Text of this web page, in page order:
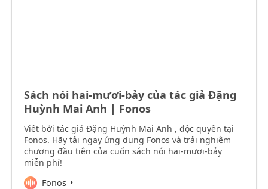
Sách nói hai-mươi-bảy của tác giả Đặng
Huỳnh Mai Anh | Fonos
Viết bởi tác giả Đặng Huỳnh Mai Anh , độc quyền tại
Fonos. Hãy tải ngay ứng dụng Fonos và trải nghiệm
chương đầu tiên của cuốn sách nói hai-mươi-bảy
miễn phí!
Fonos